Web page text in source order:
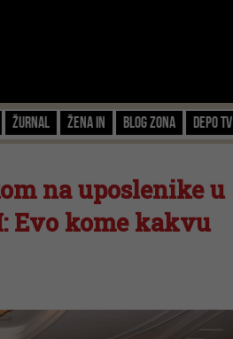
Žurnal Žena IN Blog zona Depo TV
na uposlenike u
Evo kome kakvu